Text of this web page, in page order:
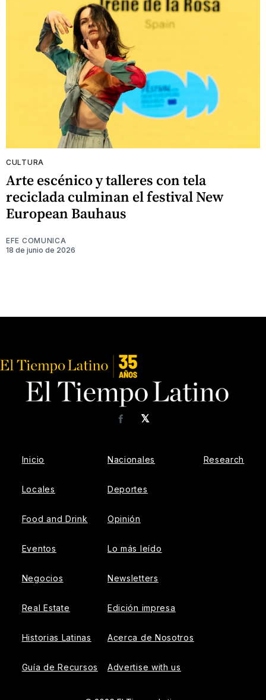
CULTURA
Arte escénico y talleres con tela
reciclada culminan el festival New
European Bauhaus
EFE COMUNICA
18 de junio de 2026
𝕏
Facebook
Inicio
Locales
Food and Drink
Eventos
Negocios
Real Estate
Historias Latinas
Guía de Recursos
Nacionales
Deportes
Opinión
Lo más leído
Newsletters
Edición impresa
Acerca de Nosotros
Advertise with us
Research